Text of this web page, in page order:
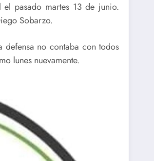
pasado martes 13 de junio.
Sobarzo.
no contaba con todos
lunes nuevamente.